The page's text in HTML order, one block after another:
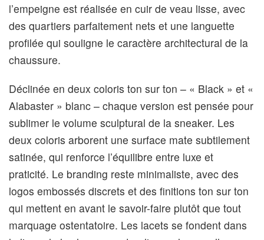
l’empeigne est réalisée en cuir de veau lisse, avec
des quartiers parfaitement nets et une languette
profilée qui souligne le caractère architectural de la
chaussure.
Déclinée en deux coloris ton sur ton – « Black » et «
Alabaster » blanc – chaque version est pensée pour
sublimer le volume sculptural de la sneaker. Les
deux coloris arborent une surface mate subtilement
satinée, qui renforce l’équilibre entre luxe et
praticité. Le branding reste minimaliste, avec des
logos embossés discrets et des finitions ton sur ton
qui mettent en avant le savoir-faire plutôt que tout
marquage ostentatoire. Les lacets se fondent dans